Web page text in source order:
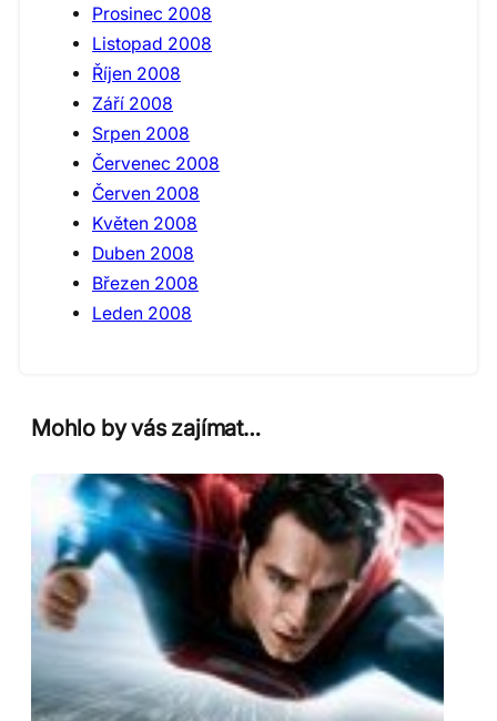
Prosinec 2008
Listopad 2008
Říjen 2008
Září 2008
Srpen 2008
Červenec 2008
Červen 2008
Květen 2008
Duben 2008
Březen 2008
Leden 2008
Mohlo by vás zajímat…